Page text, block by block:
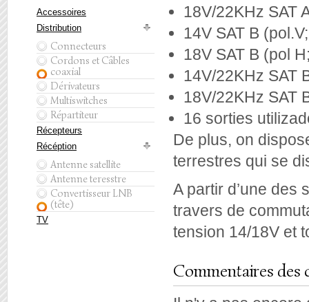
Accessoires
Distribution
Connecteurs
Cordons et Câbles
coaxial
Dérivateurs
Multiswitches
Répartiteur
Récepteurs
Récéption
Antenne satellite
Antenne teresstre
Convertisseur LNB
(tête)
TV
18V/22KHz SAT
14V SAT B
18V SAT B (pol
14V/22KHz SAT
18V/22KHz SAT
16 sorties
De plus, on
terrestres qui se
A partir d’une des
travers de
tension 14/18V et
Commentaires des